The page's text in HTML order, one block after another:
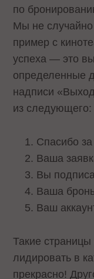
по
Мы не случайно
пример с
успеха — это
определенные
надписи
из следующего:
Спасибо за
Ваша
Вы
Ваша
Ваш
Такие
лидировать в
прекрасно!